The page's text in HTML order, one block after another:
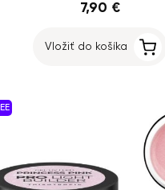
7,90 €
Vložiť do košíka